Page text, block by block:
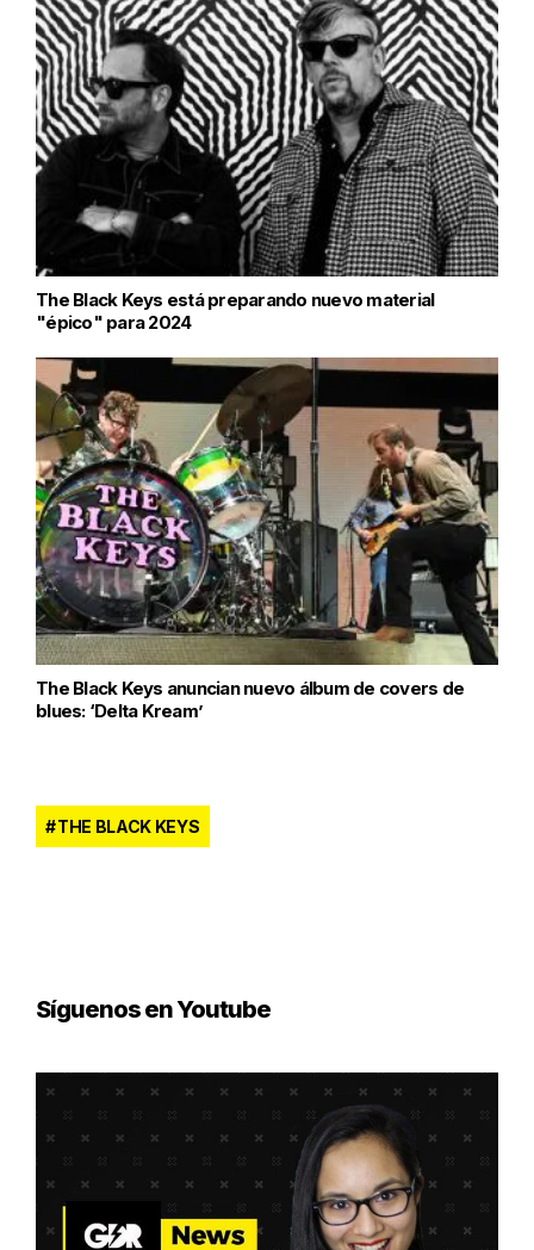
The Black Keys está preparando nuevo material
"épico" para 2024
The Black Keys anuncian nuevo álbum de covers de
blues: ‘Delta Kream’
THE BLACK KEYS
Síguenos en Youtube